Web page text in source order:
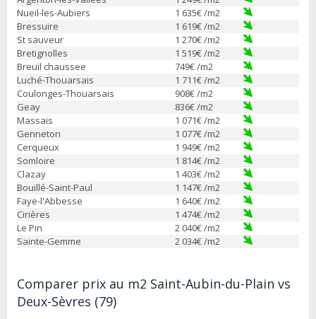
Nueil-les-Aubiers
1 635€ /m2
Bressuire
1 619€ /m2
St sauveur
1 270€ /m2
Bretignolles
1 519€ /m2
Breuil chaussee
749€ /m2
Luché-Thouarsais
1 711€ /m2
Coulonges-Thouarsais
908€ /m2
Geay
836€ /m2
Massais
1 071€ /m2
Genneton
1 077€ /m2
Cerqueux
1 949€ /m2
Somloire
1 814€ /m2
Clazay
1 403€ /m2
Bouillé-Saint-Paul
1 147€ /m2
Faye-l'Abbesse
1 640€ /m2
Cirières
1 474€ /m2
Le Pin
2 040€ /m2
Sainte-Gemme
2 034€ /m2
Comparer prix au m2 Saint-Aubin-du-Plain vs
Deux-Sèvres (79)